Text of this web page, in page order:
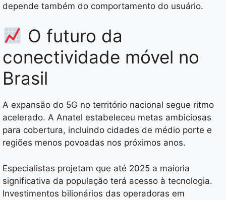
depende também do comportamento do usuário.
O futuro da
conectividade móvel no
Brasil
A expansão do 5G no território nacional segue ritmo
acelerado. A Anatel estabeleceu metas ambiciosas
para cobertura, incluindo cidades de médio porte e
regiões menos povoadas nos próximos anos.
Especialistas projetam que até 2025 a maioria
significativa da população terá acesso à tecnologia.
Investimentos bilionários das operadoras em